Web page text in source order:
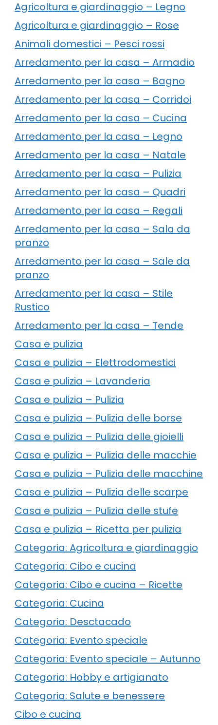
Agricoltura e giardinaggio – Legno
Agricoltura e giardinaggio – Rose
Animali domestici – Pesci rossi
Arredamento per la casa – Armadio
Arredamento per la casa – Bagno
Arredamento per la casa – Corridoi
Arredamento per la casa – Cucina
Arredamento per la casa – Legno
Arredamento per la casa – Natale
Arredamento per la casa – Pulizia
Arredamento per la casa – Quadri
Arredamento per la casa – Regali
Arredamento per la casa – Sala da
pranzo
Arredamento per la casa – Sale da
pranzo
Arredamento per la casa – Stile
Rustico
Arredamento per la casa – Tende
Casa e pulizia
Casa e pulizia – Elettrodomestici
Casa e pulizia – Lavanderia
Casa e pulizia – Pulizia
Casa e pulizia – Pulizia delle borse
Casa e pulizia – Pulizia delle gioielli
Casa e pulizia – Pulizia delle macchie
Casa e pulizia – Pulizia delle macchine
Casa e pulizia – Pulizia delle scarpe
Casa e pulizia – Pulizia delle stufe
Casa e pulizia – Ricetta per pulizia
Categoria: Agricoltura e giardinaggio
Categoria: Cibo e cucina
Categoria: Cibo e cucina – Ricette
Categoria: Cucina
Categoria: Desctacado
Categoria: Evento speciale
Categoria: Evento speciale – Autunno
Categoria: Hobby e artigianato
Categoria: Salute e benessere
Cibo e cucina